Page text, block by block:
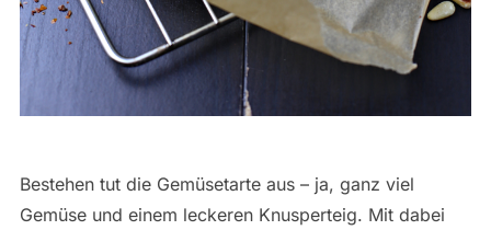
Bestehen tut die Gemüsetarte aus – ja, ganz viel
Gemüse und einem leckeren Knusperteig. Mit dabei